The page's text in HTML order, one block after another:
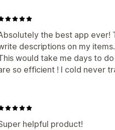
the best app ever!
descriptions on my items.
would take me days to
so efficient ! I cold never
helpful product!